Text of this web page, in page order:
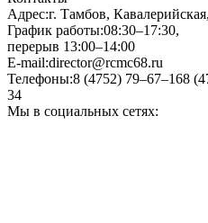
Адрес:г. Тамбов,
График работы:08:30–17:30,
перерыв 13:00–14:00
E-mail:director@rcmc68.ru
Телефоны:8 (4752) 79–67–168
34
Мы в социальных сетях: